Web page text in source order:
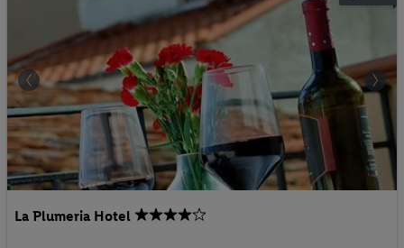
La Plumeria Hotel